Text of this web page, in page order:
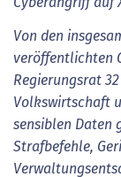
Von den
veröffentlichten
Regierungsrat
Volkswirtschaft
sensiblen Daten
Strafbefehle,